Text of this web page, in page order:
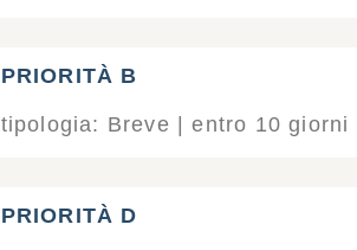
PRIORITÀ B
tipologia: Breve | entro 10 giorni
PRIORITÀ D